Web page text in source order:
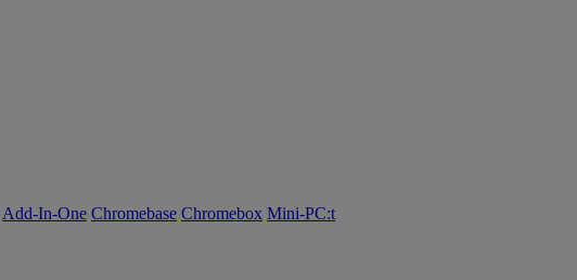
Add-In-One Chromebase Chromebox Mini-PC:t